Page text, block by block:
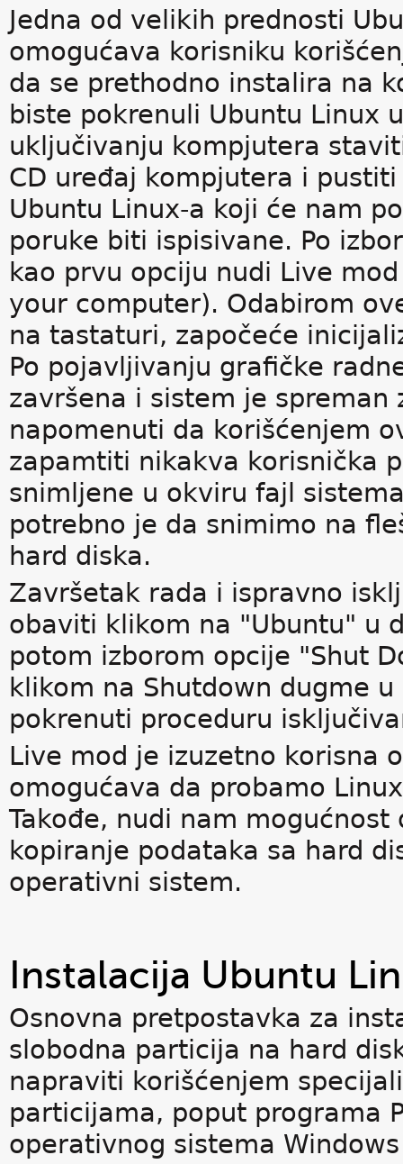
Jedna od velikih prednosti
omogućava korisniku
da se prethodno instalira na
biste pokrenuli Ubuntu Linux
uključivanju kompjutera
CD uređaj kompjutera i
Ubuntu Linux-a koji će nam
poruke biti ispisivane. Po
kao prvu opciju nudi Live
your computer). Odabirom
na tastaturi, započeće
Po pojavljivanju grafičke
završena i sistem je spreman
napomenuti da korišćenjem
zapamtiti nikakva korisnička
snimljene u okviru fajl
potrebno je da snimimo na
hard diska.
Završetak rada i ispravno
obaviti klikom na "Ubuntu" u
potom izborom opcije "Shut
klikom na Shutdown dugme
pokrenuti proceduru
Live mod je izuzetno korisna
omogućava da probamo
Takođe, nudi nam
kopiranje podataka sa hard
operativni sistem.
Instalacija Ubuntu
Osnovna pretpostavka za
slobodna particija na hard
napraviti korišćenjem
particijama, poput programa
operativnog sistema